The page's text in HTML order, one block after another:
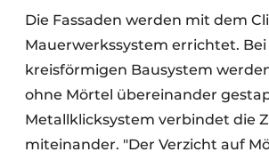
Die Fassaden werden mit dem
Mauerwerkssystem errichtet. Bei
kreisförmigen Bausystem
ohne Mörtel übereinander
Metallklicksystem verbindet die
miteinander. "Der Verzicht auf